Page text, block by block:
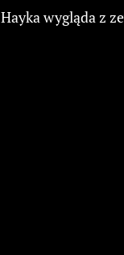
wygląda z